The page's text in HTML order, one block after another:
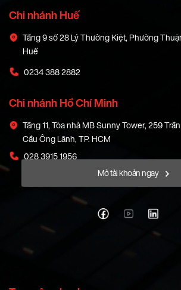
Mở tài khoản ngay
Chi nhánh Huế
Tầng 9 số 28 Lý Thường Kiệt, Phường
Huế
0234 388 2882
Chi nhánh Hồ Chí Minh
Tầng 11, Tòa nhà MB Sunny Tower, 259
Cầu Ông Lãnh, TP. HCM
028 3915 1956